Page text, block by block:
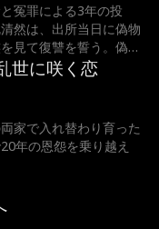
冤罪による3年の投
然は、出所当日に偽物
見て復讐を誓う。偽善
、奪われたすべてを取
世に咲く恋
家で入れ替わり育った
年の恩怨を乗り越え